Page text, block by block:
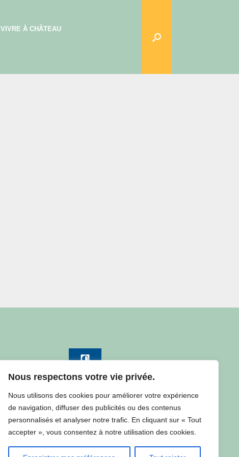
Nous respectons votre vie privée.
Nous utilisons des cookies pour améliorer votre expérience
de navigation, diffuser des publicités ou des contenus
personnalisés et analyser notre trafic. En cliquant sur « Tout
accepter », vous consentez à notre utilisation des cookies.
VIVRE À CHÂTEAU
Consulter la météo à Château